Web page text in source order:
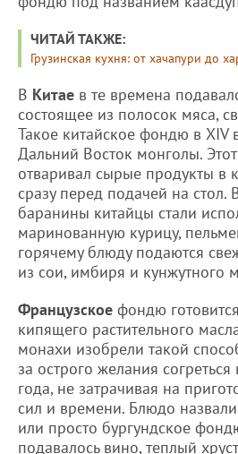
ЧИТАЙ ТАКЖЕ:
Грузинская кухня: от хачапури до
В Китае в те времена
состоящее из полосок мяса,
Такое китайское фондю в XIV
Дальний Восток монголы.
отваривал сырые продукты в
сразу перед подачей на стол.
баранины китайцы стали
маринованную курицу,
горячему блюду подаются
из сои, имбиря и кунжутного
Французское фондю
кипящего растительного
монахи изобрели такой
за острого желания
года, не затрачивая на
сил и времени. Блюдо
или просто бургундское
подавалось вино, теплый